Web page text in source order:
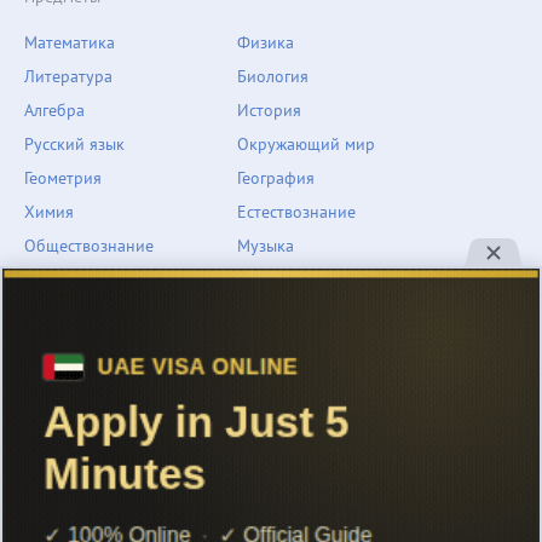
Математика
Литература
Алгебра
Русский язык
Геометрия
Химия
Физика
Биология
История
Окружающий мир
География
Естествознание
Обществознание
Английский язык
Информатика
Человек и мир
Музыка
ОБЖ